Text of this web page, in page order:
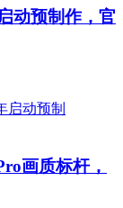
动预制作，官
画质标杆，